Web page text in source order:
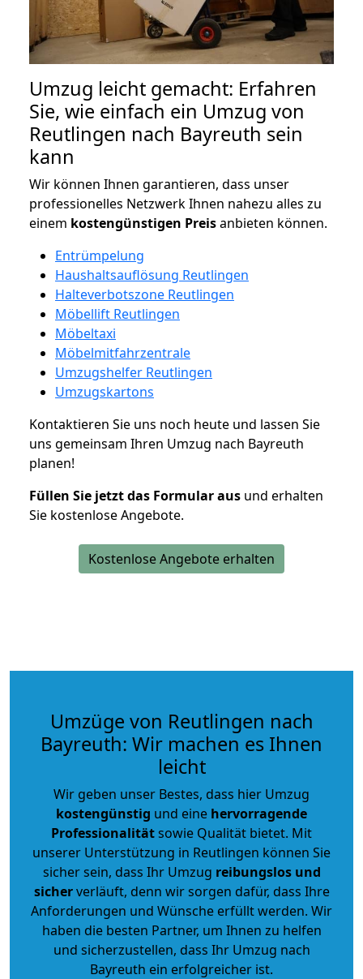
Umzug leicht gemacht: Erfahren
Sie, wie einfach ein Umzug von
Reutlingen nach Bayreuth sein
kann
Wir können Ihnen garantieren, dass unser
professionelles Netzwerk Ihnen nahezu alles zu
einem kostengünstigen Preisanbieten können.
Entrümpelung
Haushaltsauflösung Reutlingen
Halteverbotszone Reutlingen
Möbellift Reutlingen
Möbeltaxi
Möbelmitfahrzentrale
Umzugshelfer Reutlingen
Umzugskartons
Kontaktieren Sie uns noch heute und lassen Sie
uns gemeinsam Ihren Umzug nach Bayreuth
planen!
Füllen Sie jetzt das Formular aus und erhalten
Sie kostenlose Angebote.
Kostenlose Angebote erhalten
Umzüge von Reutlingen nach
Bayreuth: Wir machen es Ihnen
leicht
Wir geben unser Bestes, dass hier Umzug
kostengünstig und eine hervorragende
Professionalitätsowie Qualität bietet. Mit
unserer Unterstützung in Reutlingen können Sie
sicher sein, dass Ihr Umzug reibungslos und
sicherverläuft, denn wir sorgen dafür, dass Ihre
Anforderungen und Wünsche erfüllt werden. Wir
haben die besten Partner, um Ihnen zu helfen
und sicherzustellen, dass Ihr Umzug nach
Bayreuth ein erfolgreicher ist.